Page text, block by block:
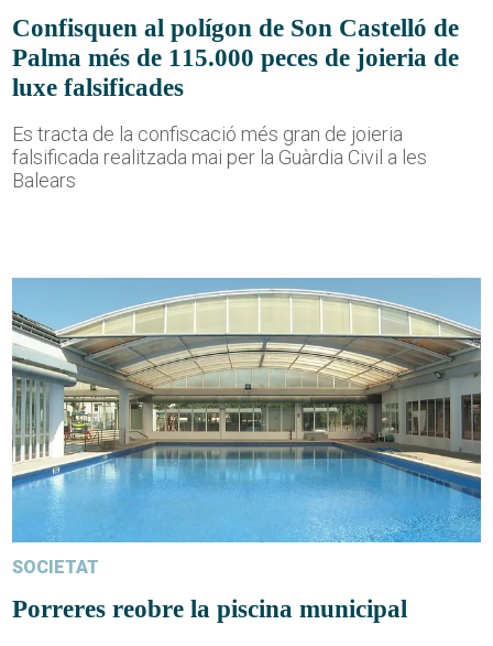
Confisquen al polígon de Son Castelló de
Palma més de 115.000 peces de joieria de
luxe falsificades
Es tracta de la confiscació més gran de joieria
falsificada realitzada mai per la Guàrdia Civil a les
Balears
SOCIETAT
Porreres reobre la piscina municipal